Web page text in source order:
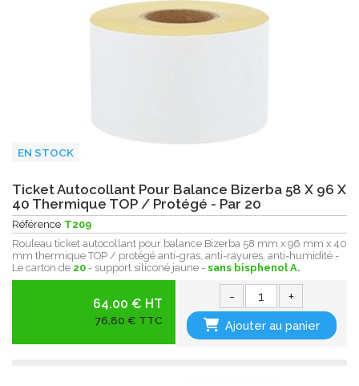
EN STOCK
Ticket Autocollant Pour Balance Bizerba 58 X 96 X
40 Thermique TOP / Protégé - Par 20
Référence T209
Rouleau ticket autocollant pour balance Bizerba 58 mm x 96 mm x 40
mm thermique TOP / protégé anti-gras, anti-rayures, anti-humidité -
Le carton de 20 - support siliconé jaune - sans bisphenol A.
64.00 € HT
76,80 € TTC
- +
Ajouter au panier